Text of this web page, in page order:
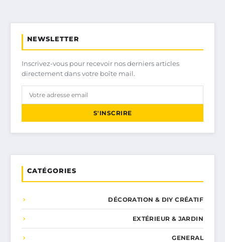
NEWSLETTER
Inscrivez-vous pour recevoir nos derniers articles
directement dans votre boîte mail.
S'INSCRIRE
CATÉGORIES
DÉCORATION & DIY CRÉATIF
EXTÉRIEUR & JARDIN
GENERAL